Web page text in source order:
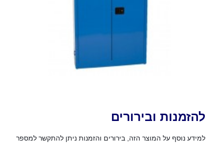
להזמנות ובירורים
למידע נוסף על המוצר הזה, בירורים והזמנות ניתן להתקשר למספר